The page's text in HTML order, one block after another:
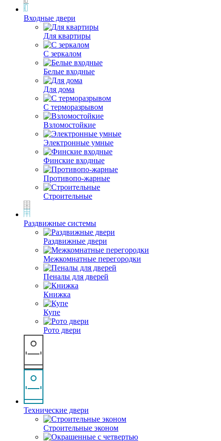
Входные двери
Для квартиры
С зеркалом
Белые входные
Для дома
С терморазрывом
Взломостойкие
Электронные умные
Финские входные
Противопо-жарные
Строительные
Раздвижные системы
Раздвижные двери
Межкомнатные перегородки
Пеналы для дверей
Книжка
Купе
Рото двери
Технические двери
Строительные эконом